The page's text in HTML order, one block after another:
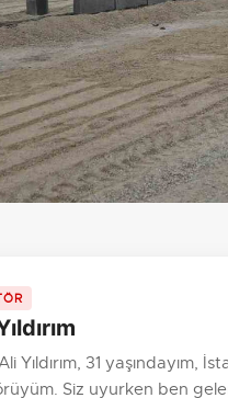
Yıldırım, 31
Siz uyurken ben